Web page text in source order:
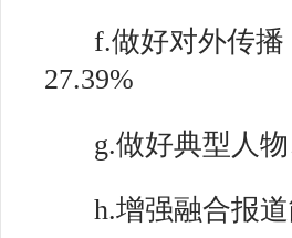
f.做好对外传播
27.39%
g.做好典型人物
h.增强融合报道